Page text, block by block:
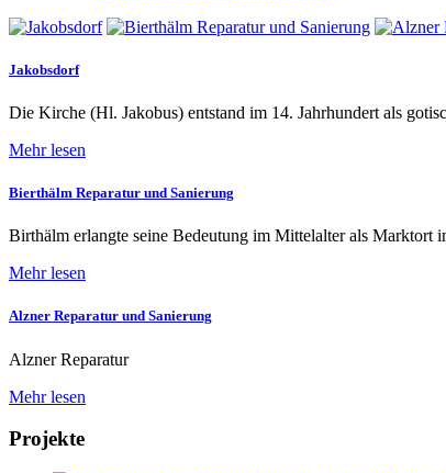
Jakobsdorf
Die Kirche (Hl. Jakobus) entstand im 14. Jahrhundert als
Mehr lesen
Bierthälm Reparatur und Sanierung
Birthälm erlangte seine Bedeutung im Mittelalter als Marktort
Mehr lesen
Alzner Reparatur und Sanierung
Alzner Reparatur
Mehr lesen
Projekte